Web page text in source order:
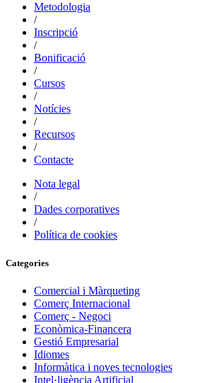
Metodologia
/
Inscripció
/
Bonificació
/
Cursos
/
Notícies
/
Recursos
/
Contacte
Nota legal
/
Dades corporatives
/
Política de cookies
Categories
Comercial i Màrqueting
Comerç Internacional
Comerç - Negoci
Econòmica-Financera
Gestió Empresarial
Idiomes
Informàtica i noves tecnologies
Intel·ligència Artificial